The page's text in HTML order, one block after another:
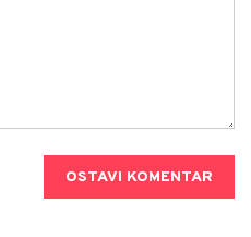
OSTAVI KOMENTAR